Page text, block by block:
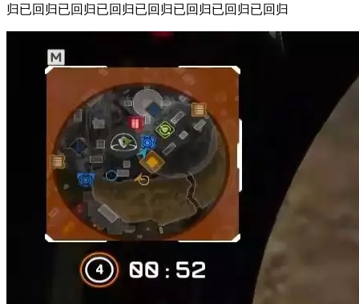
归已回归已回归已回归已回归已回归已回归已回归